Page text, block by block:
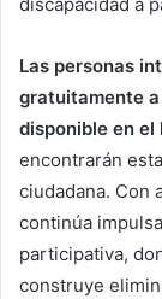
Las personas
gratuitamente
disponible en el
encontrarán
ciudadana. Con
continúa
participativa,
construye